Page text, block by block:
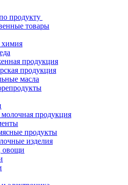
продукту
товары
химия
продукция
продукция
масла
продукция
продукты
изделия
овощи